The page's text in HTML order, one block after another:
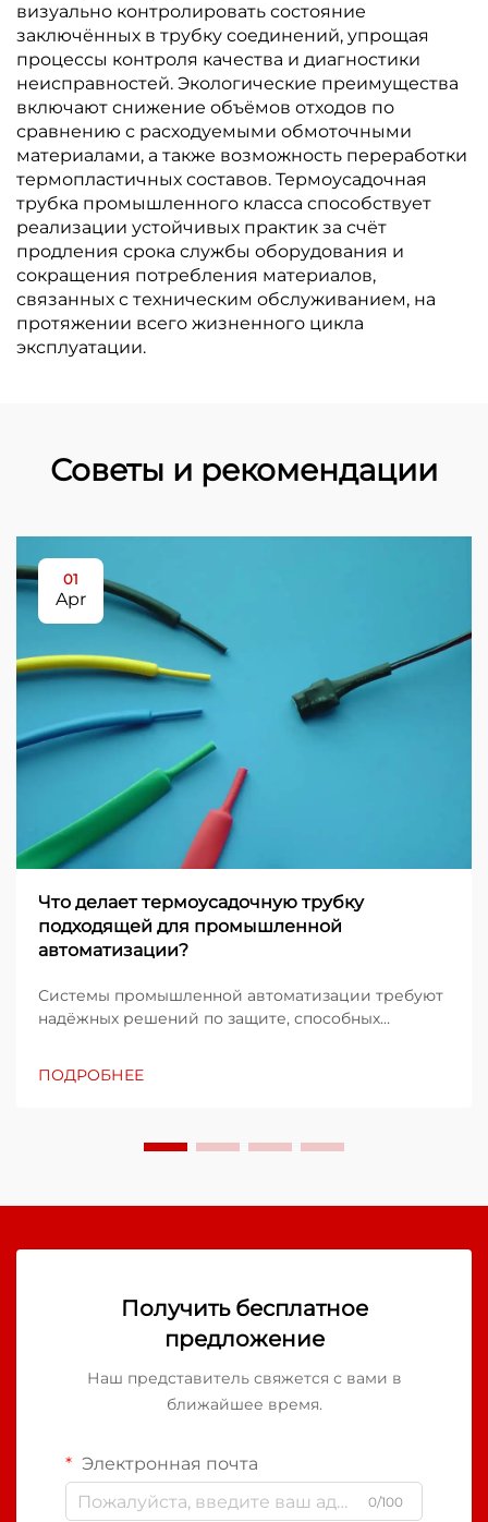
визуально контролировать состояние
заключённых в трубку соединений, упрощая
процессы контроля качества и диагностики
неисправностей. Экологические преимущества
включают снижение объёмов отходов по
сравнению с расходуемыми обмоточными
материалами, а также возможность переработки
термопластичных составов. Термоусадочная
трубка промышленного класса способствует
реализации устойчивых практик за счёт
продления срока службы оборудования и
сокращения потребления материалов,
связанных с техническим обслуживанием, на
протяжении всего жизненного цикла
эксплуатации.
Советы и рекомендации
01
Apr
Что делает термоусадочную трубку
подходящей для промышленной
автоматизации?
Системы промышленной автоматизации требуют
надёжных решений по защите, способных
работоспособность в течение длительного
ПОДРОБНЕЕ
Получить бесплатное
предложение
Наш представитель свяжется с вами в
ближайшее время.
Электронная почта
0/100